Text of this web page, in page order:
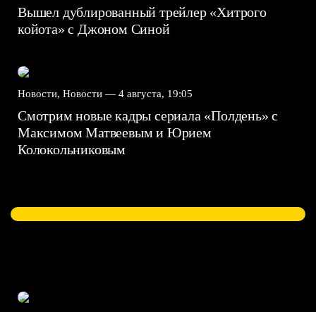
Вышел дублированный трейлер «Хитрого
койота» с Джоном Синой
Новости, Новости — 4 августа, 19:05
Смотрим новые кадры сериала «Полдень» с
Максимом Матвеевым и Юрием
Колокольниковым